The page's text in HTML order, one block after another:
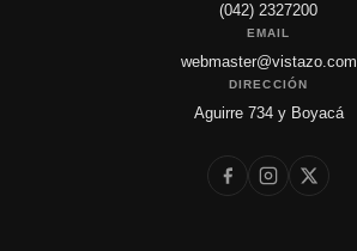
(042) 2327200
EMAIL
webmaster@vistazo.com
DIRECCIÓN
Aguirre 734 y Boyacá